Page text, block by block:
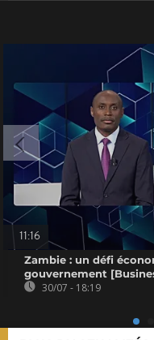
11:16
Zambie : un défi
gouvernement
30/07 - 18:19